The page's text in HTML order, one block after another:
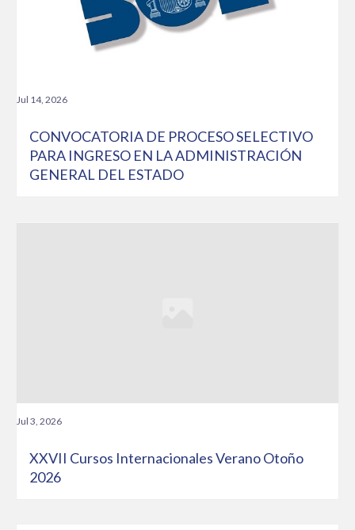
Jul 14, 2026
CONVOCATORIA DE PROCESO SELECTIVO
PARA INGRESO EN LA ADMINISTRACIÓN
GENERAL DEL ESTADO
Jul 3, 2026
XXVII Cursos Internacionales Verano Otoño
2026